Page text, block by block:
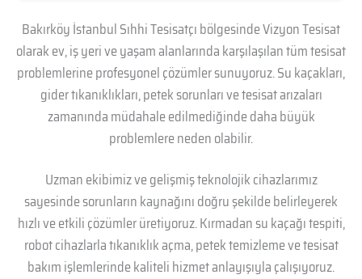
Bakırköy İstanbul Sıhhi Tesisatçı bölgesinde Vizyon Tesisat
olarak ev, iş yeri ve yaşam alanlarında karşılaşılan tüm tesisat
problemlerine profesyonel çözümler sunuyoruz. Su kaçakları,
gider tıkanıklıkları, petek sorunları ve tesisat arızaları
zamanında müdahale edilmediğinde daha büyük
problemlere neden olabilir.
Uzman ekibimiz ve gelişmiş teknolojik cihazlarımız
sayesinde sorunların kaynağını doğru şekilde belirleyerek
hızlı ve etkili çözümler üretiyoruz. Kırmadan su kaçağı tespiti,
robot cihazlarla tıkanıklık açma, petek temizleme ve tesisat
bakım işlemlerinde kaliteli hizmet anlayışıyla çalışıyoruz.